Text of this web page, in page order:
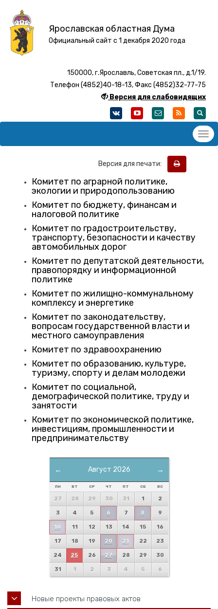
Ярославская областная Дума
Официальный сайт с 1 декабря 2020 года
150000, г.Ярославль, Советская пл., д.1/19.
Телефон (4852)40-18-13, Факс (4852)32-77-75
Версия для слабовидящих
Версия для печати:
Комитет по аграрной политике,
экологии и природопользованию
Комитет по бюджету, финансам и
налоговой политике
Комитет по градостроительству,
транспорту, безопасности и качеству
автомобильных дорог
Комитет по депутатской деятельности,
правопорядку и информационной
политике
Комитет по жилищно-коммунальному
комплексу и энергетике
Комитет по законодательству,
вопросам государственной власти и
местного самоуправления
Комитет по здравоохранению
Комитет по образованию, культуре,
туризму, спорту и делам молодежи
Комитет по социальной,
демографической политике, труду и
занятости
Комитет по экономической политике,
инвестициям, промышленности и
предпринимательству
← →
Август 2026
ПН ВТ СР ЧТ ПТ СБ ВС
27 28 29 30 31 1 2
3 4 5 6 7 8 9
10 11 12 13 14 15 16
17 18 19 20 21 22 23
24 25 26 27 28 29 30
31 1 2 3 4 5 6
Новые проекты правовых актов